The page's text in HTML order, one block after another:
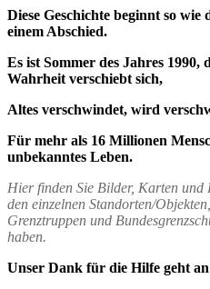
Diese Geschichte beginnt so
einem Abschied.
Es ist Sommer des Jahres
Wahrheit verschiebt sich,
Altes verschwindet, wird
Für mehr als 16 Millionen
unbekanntes Leben.
Hier finden Sie Bilder, Karten
den einzelnen Standorten/
Grenztruppen und
haben.
Unser Dank für die Hilfe geht